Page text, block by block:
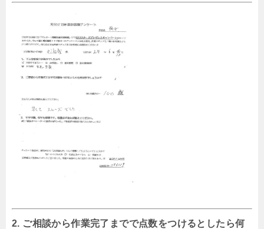
2. ご相談から作業完了までで点数をつけるとしたら何